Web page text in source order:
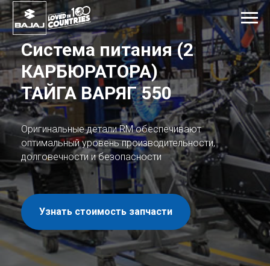
Система питания (2
КАРБЮРАТОРА)
ТАЙГА ВАРЯГ 550
Оригинальные детали RM обеспечивают
оптимальный уровень производительности,
долговечности и безопасности
Узнать стоимость запчасти